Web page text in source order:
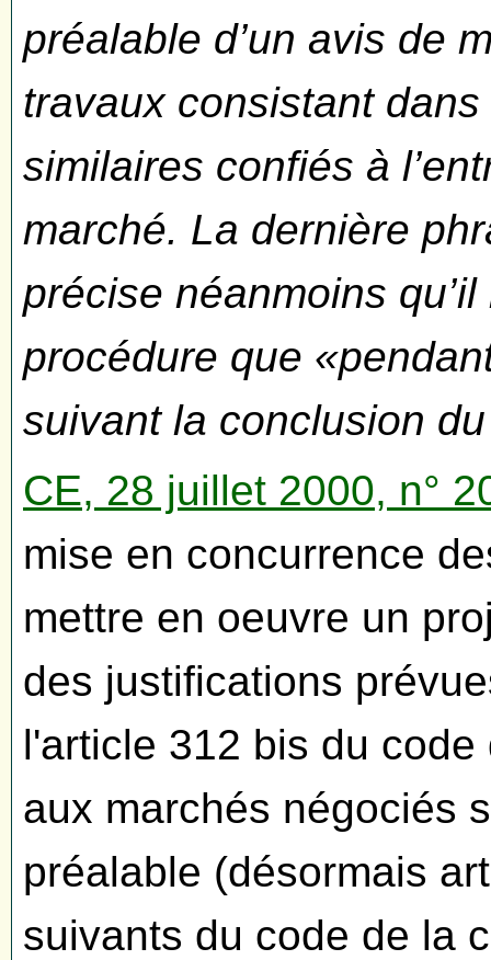
préalable d’un avis de
travaux consistant
similaires confiés à
marché. La dernière
précise néanmoins
procédure que
suivant la conclusion
CE, 28 juillet 2000, n°
mise en concurrence
mettre en oeuvre un
des justifications
l'article 312 bis du
aux marchés négociés
préalable (désormais
suivants du code de la